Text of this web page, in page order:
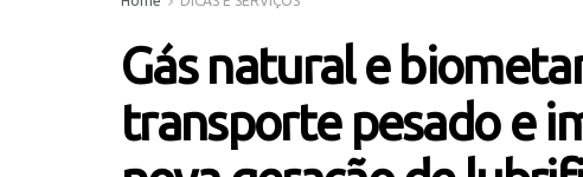
Gás natural e
transporte pesado e